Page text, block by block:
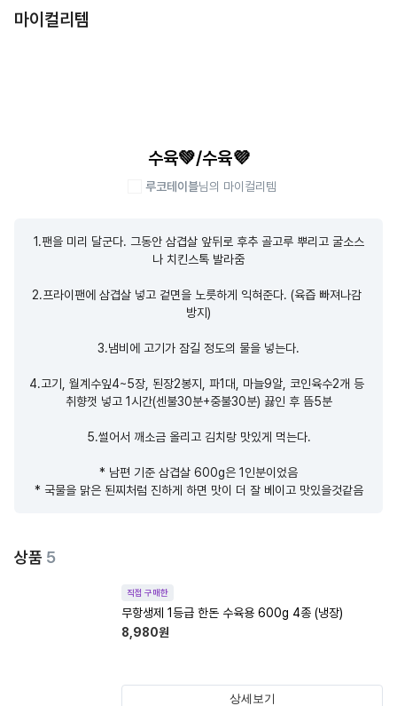
마이컬리템
수육💚/수육💜
루코테이블님의 마이컬리템
1.팬을 미리 달군다. 그동안 삼겹살 앞뒤로 후추 골고루 뿌리고 굴소스
나 치킨스톡 발라줌
2.프라이팬에 삼겹살 넣고 겉면을 노릇하게 익혀준다. (육즙 빠져나감
방지)
3.냄비에 고기가 잠길 정도의 물을 넣는다.
4.고기, 월계수잎4~5장, 된장2봉지, 파1대, 마늘9알, 코인육수2개 등
취향껏 넣고 1시간(센불30분+중불30분) 끓인 후 뜸5분
5.썰어서 깨소금 올리고 김치랑 맛있게 먹는다.
* 남편 기준 삼겹살 600g은 1인분이었음
* 국물을 맑은 된찌처럼 진하게 하면 맛이 더 잘 베이고 맛있을것같음
상품 5
직접 구매한
무항생제 1등급 한돈 수육용 600g 4종 (냉장)
8,980원
상세보기